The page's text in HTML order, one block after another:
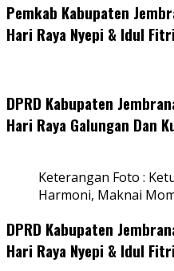
Pemkab Kabupaten
Hari Raya Nyepi & Idul
DPRD Kabupaten
Hari Raya Galungan Dan
Keterangan Foto :
Harmoni, Maknai
DPRD Kabupaten
Hari Raya Nyepi & Idul